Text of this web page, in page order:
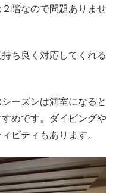
階なので問題ありませ
ち良く対応してくれる
ーズンは満室になると
めです。ダイビングや
ビティもあります。